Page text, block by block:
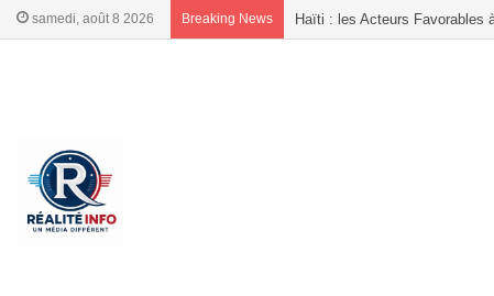
samedi, août 8 2026 Breaking News Haïti : les Acteurs Favorables